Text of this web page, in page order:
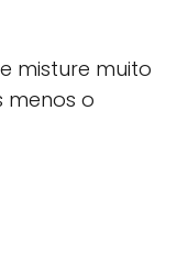
misture muito
menos o